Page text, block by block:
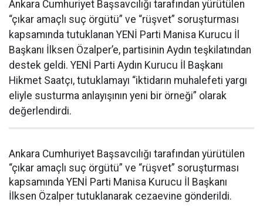
Ankara Cumhuriyet Başsavcılığı tarafından yürütülen
“çıkar amaçlı suç örgütü” ve “rüşvet” soruşturması
kapsamında tutuklanan YENİ Parti Manisa Kurucu İl
Başkanı İlksen Özalper’e, partisinin Aydın teşkilatından
destek geldi. YENİ Parti Aydın Kurucu İl Başkanı
Hikmet Saatçı, tutuklamayı “iktidarın muhalefeti yargı
eliyle susturma anlayışının yeni bir örneği” olarak
değerlendirdi.
Ankara Cumhuriyet Başsavcılığı tarafından yürütülen
“çıkar amaçlı suç örgütü” ve “rüşvet” soruşturması
kapsamında YENİ Parti Manisa Kurucu İl Başkanı
İlksen Özalper tutuklanarak cezaevine gönderildi.